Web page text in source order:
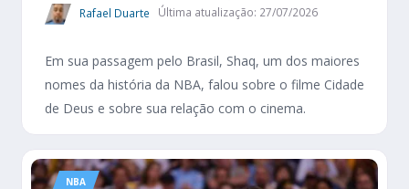
Rafael Duarte Última atualização: 27/07/2026
Em sua passagem pelo Brasil, Shaq, um dos maiores
nomes da história da NBA, falou sobre o filme Cidade
de Deus e sobre sua relação com o cinema.
NBA